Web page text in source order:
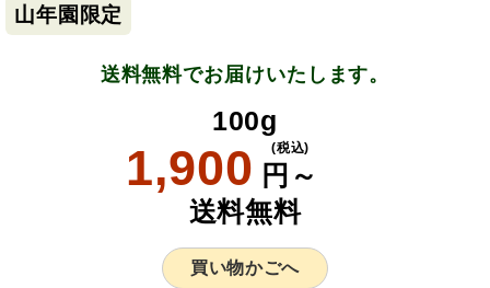
山年園限定
送料無料でお届けいたします。
100g
1,900 円～
(税込)
送料無料
買い物かごへ